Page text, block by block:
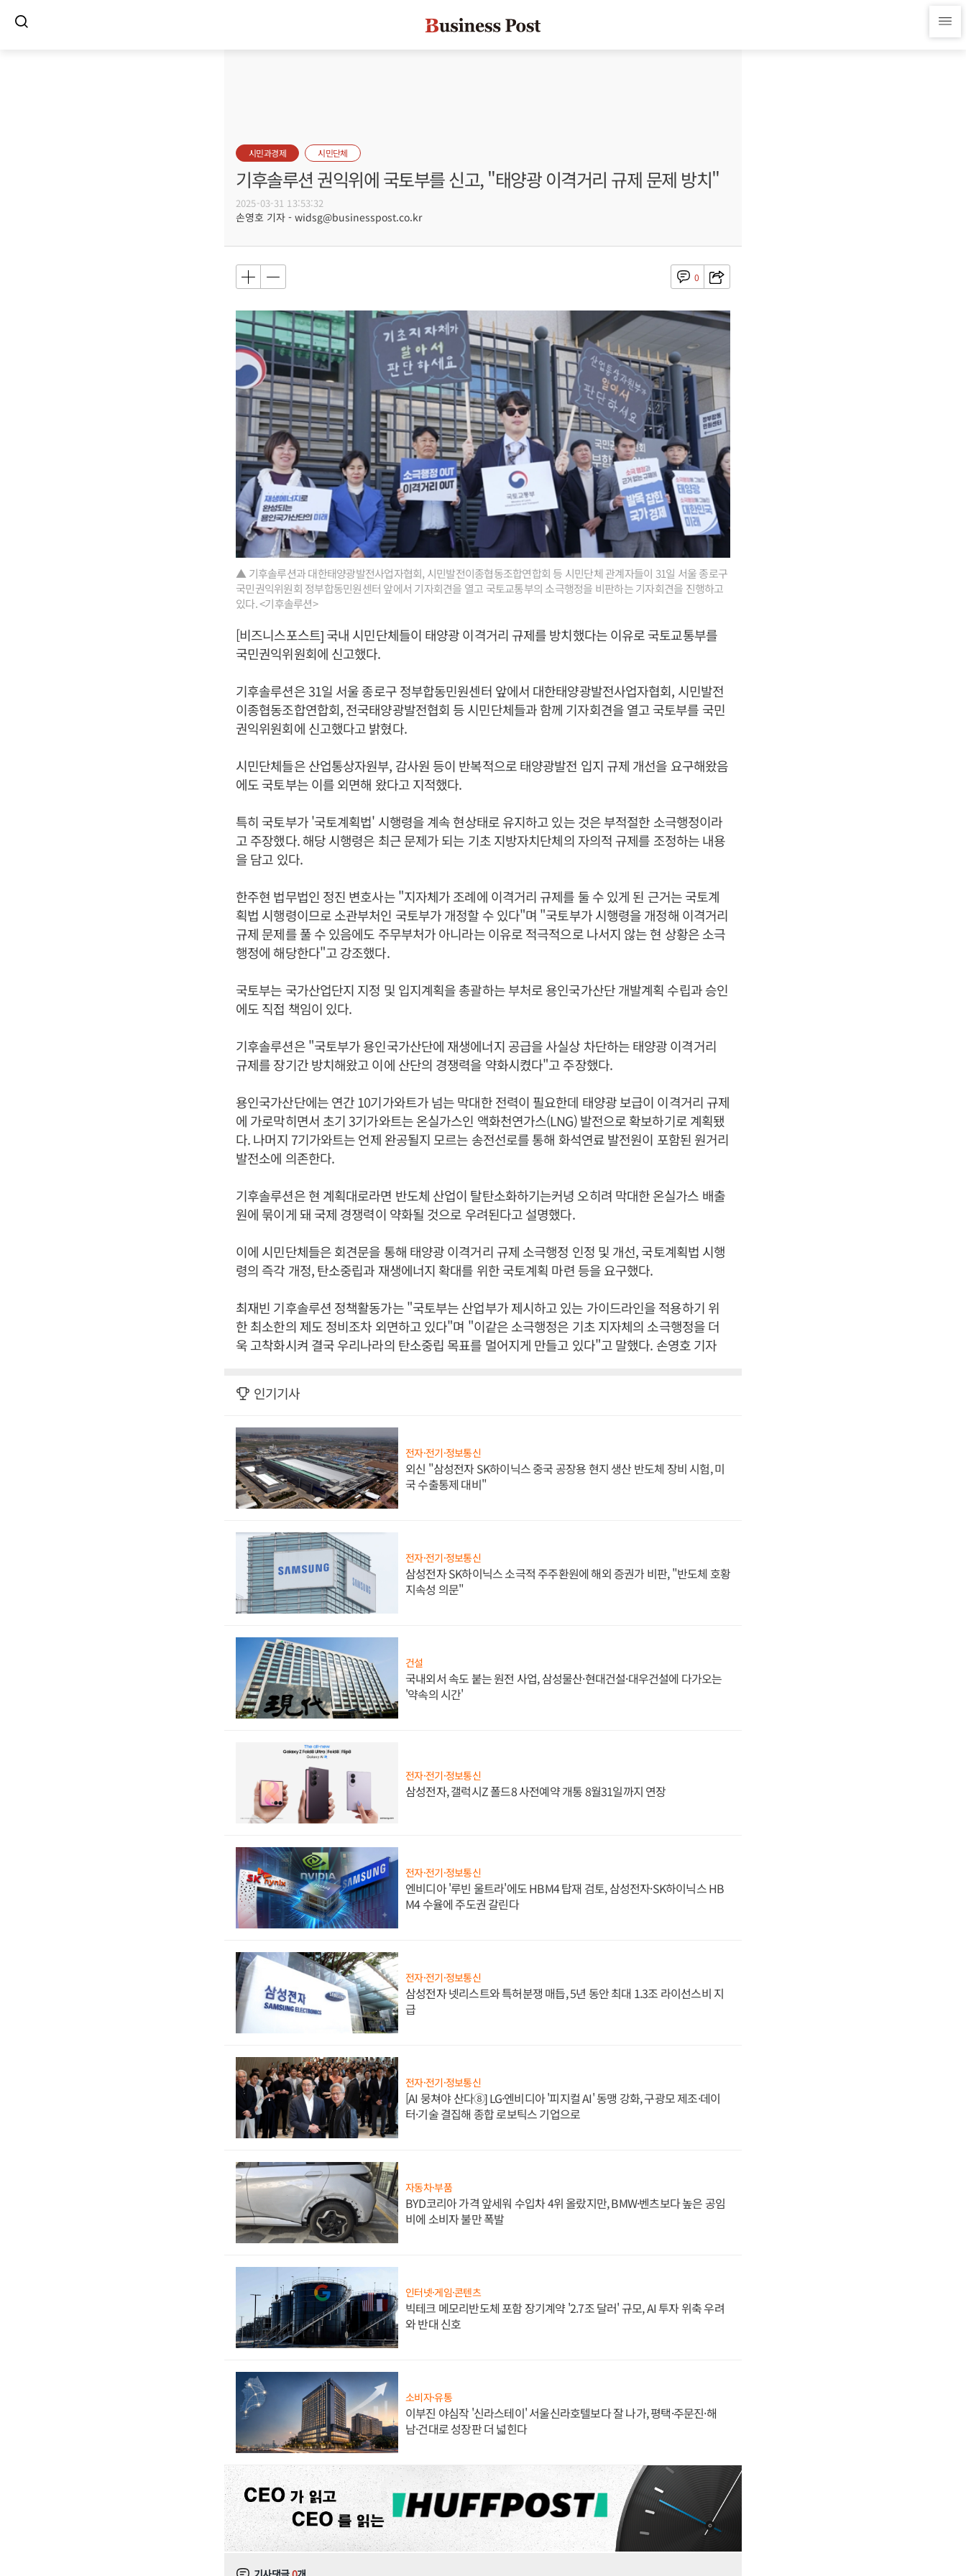
시민과경제 시민단체
기후솔루션 권익위에 국토부를 신고, "태양광 이격거리 규제 문제 방치"
2025-03-31 13:53:32
손영호 기자 - widsg@businesspost.co.kr
0
▲ 기후솔루션과 대한태양광발전사업자협회, 시민발전이종협동조합연합회 등 시민단체 관계자들이 31일 서울 종로구
국민권익위원회 정부합동민원센터 앞에서 기자회견을 열고 국토교통부의 소극행정을 비판하는 기자회견을 진행하고
있다. <기후솔루션>
[비즈니스포스트] 국내 시민단체들이 태양광 이격거리 규제를 방치했다는 이유로 국토교통부를
국민권익위원회에 신고했다.
기후솔루션은 31일 서울 종로구 정부합동민원센터 앞에서 대한태양광발전사업자협회, 시민발전
이종협동조합연합회, 전국태양광발전협회 등 시민단체들과 함께 기자회견을 열고 국토부를 국민
권익위원회에 신고했다고 밝혔다.
시민단체들은 산업통상자원부, 감사원 등이 반복적으로 태양광발전 입지 규제 개선을 요구해왔음
에도 국토부는 이를 외면해 왔다고 지적했다.
특히 국토부가 '국토계획법' 시행령을 계속 현상태로 유지하고 있는 것은 부적절한 소극행정이라
고 주장했다. 해당 시행령은 최근 문제가 되는 기초 지방자치단체의 자의적 규제를 조정하는 내용
을 담고 있다.
한주현 법무법인 정진 변호사는 "지자체가 조례에 이격거리 규제를 둘 수 있게 된 근거는 국토계
획법 시행령이므로 소관부처인 국토부가 개정할 수 있다"며 "국토부가 시행령을 개정해 이격거리
규제 문제를 풀 수 있음에도 주무부처가 아니라는 이유로 적극적으로 나서지 않는 현 상황은 소극
행정에 해당한다"고 강조했다.
국토부는 국가산업단지 지정 및 입지계획을 총괄하는 부처로 용인국가산단 개발계획 수립과 승인
에도 직접 책임이 있다.
기후솔루션은 "국토부가 용인국가산단에 재생에너지 공급을 사실상 차단하는 태양광 이격거리
규제를 장기간 방치해왔고 이에 산단의 경쟁력을 약화시켰다"고 주장했다.
용인국가산단에는 연간 10기가와트가 넘는 막대한 전력이 필요한데 태양광 보급이 이격거리 규제
에 가로막히면서 초기 3기가와트는 온실가스인 액화천연가스(LNG) 발전으로 확보하기로 계획됐
다. 나머지 7기가와트는 언제 완공될지 모르는 송전선로를 통해 화석연료 발전원이 포함된 원거리
발전소에 의존한다.
기후솔루션은 현 계획대로라면 반도체 산업이 탈탄소화하기는커녕 오히려 막대한 온실가스 배출
원에 묶이게 돼 국제 경쟁력이 약화될 것으로 우려된다고 설명했다.
이에 시민단체들은 회견문을 통해 태양광 이격거리 규제 소극행정 인정 및 개선, 국토계획법 시행
령의 즉각 개정, 탄소중립과 재생에너지 확대를 위한 국토계획 마련 등을 요구했다.
최재빈 기후솔루션 정책활동가는 "국토부는 산업부가 제시하고 있는 가이드라인을 적용하기 위
한 최소한의 제도 정비조차 외면하고 있다"며 "이같은 소극행정은 기초 지자체의 소극행정을 더
욱 고착화시켜 결국 우리나라의 탄소중립 목표를 멀어지게 만들고 있다"고 말했다. 손영호 기자
인기기사
전자·전기·정보통신
외신 "삼성전자 SK하이닉스 중국 공장용 현지 생산 반도체 장비 시험, 미
국 수출통제 대비"
전자·전기·정보통신
삼성전자 SK하이닉스 소극적 주주환원에 해외 증권가 비판, "반도체 호황
지속성 의문"
건설
국내외서 속도 붙는 원전 사업, 삼성물산·현대건설·대우건설에 다가오는
'약속의 시간'
전자·전기·정보통신
삼성전자, 갤럭시Z 폴드8 사전예약 개통 8월31일까지 연장
전자·전기·정보통신
엔비디아 '루빈 울트라'에도 HBM4 탑재 검토, 삼성전자·SK하이닉스 HB
M4 수율에 주도권 갈린다
전자·전기·정보통신
삼성전자 넷리스트와 특허분쟁 매듭, 5년 동안 최대 1.3조 라이선스비 지
급
전자·전기·정보통신
[AI 뭉쳐야 산다⑧] LG·엔비디아 '피지컬 AI' 동맹 강화, 구광모 제조·데이
터·기술 결집해 종합 로보틱스 기업으로
자동차·부품
BYD코리아 가격 앞세워 수입차 4위 올랐지만, BMW·벤츠보다 높은 공임
비에 소비자 불만 폭발
인터넷·게임·콘텐츠
빅테크 메모리반도체 포함 장기계약 '2.7조 달러' 규모, AI 투자 위축 우려
와 반대 신호
소비자·유통
이부진 야심작 '신라스테이' 서울신라호텔보다 잘 나가, 평택·주문진·해
남·건대로 성장판 더 넓힌다